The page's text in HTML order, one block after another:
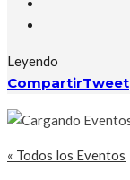
Leyendo
CompartirTweet
« Todos los Eventos